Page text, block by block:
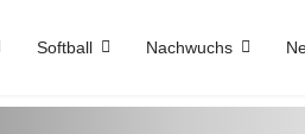
Softball Nachwuchs